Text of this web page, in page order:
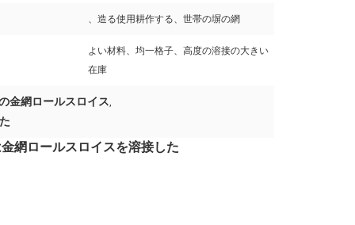
、造る使用耕作する、世帯の塀の網
よい材料、均一格子、高度の溶接の大きい
在庫
金網ロールスロイス,
網ロールスロイスを溶接した